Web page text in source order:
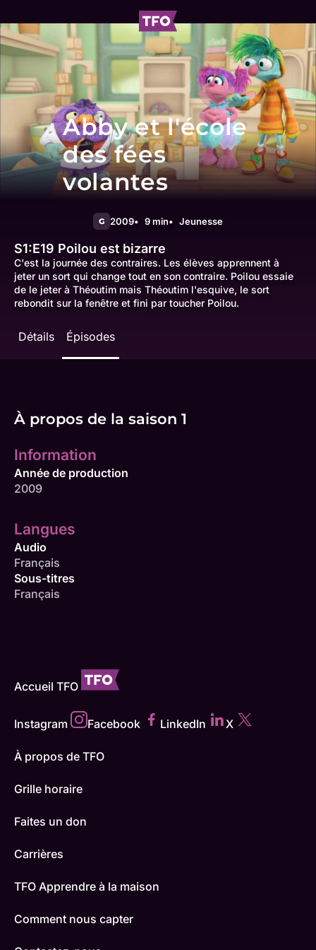
Abby et l'école
des fées
volantes
G 2009 9 min Jeunesse
S1:E19 Poilou est bizarre
C'est la journée des contraires. Les élèves apprennent à
jeter un sort qui change tout en son contraire. Poilou essaie
de le jeter à Théoutim mais Théoutim l'esquive, le sort
rebondit sur la fenêtre et fini par toucher Poilou.
Détails Épisodes
À propos de la saison 1
Information
Année de production
2009
Langues
Audio
Français
Sous-titres
Français
Accueil TFO
Instagram Facebook LinkedIn X
À propos de TFO
Grille horaire
Faites un don
Carrières
TFO Apprendre à la maison
Comment nous capter